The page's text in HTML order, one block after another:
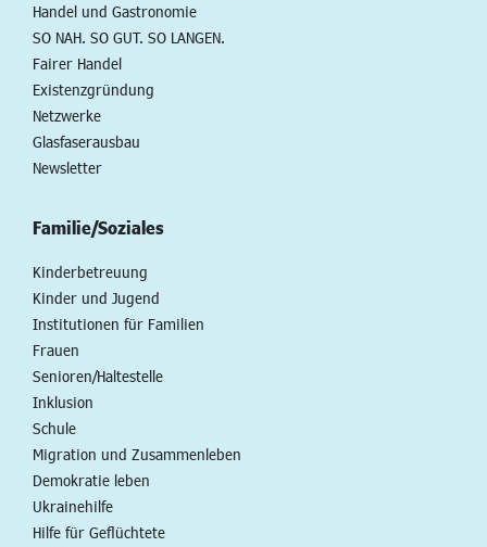
Handel und Gastronomie
SO NAH. SO GUT. SO LANGEN.
Fairer Handel
Existenzgründung
Netzwerke
Glasfaserausbau
Newsletter
Familie/Soziales
Kinderbetreuung
Kinder und Jugend
Institutionen für Familien
Frauen
Senioren/Haltestelle
Inklusion
Schule
Migration und Zusammenleben
Demokratie leben
Ukrainehilfe
Hilfe für Geflüchtete